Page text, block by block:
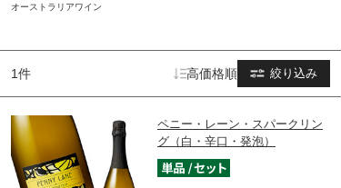
オーストラリアワイン
1件 絞り込み
高価格順
ペニー・レーン・スパークリン
グ（白・辛口・発泡）